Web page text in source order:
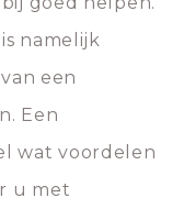
namelijk
een
Een
wat voordelen
u met